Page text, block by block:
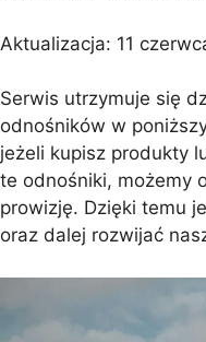
Aktualizacja: 11
Serwis utrzymuje się
odnośników w
jeżeli kupisz produkty
te odnośniki, możemy
prowizję. Dzięki temu
oraz dalej rozwijać